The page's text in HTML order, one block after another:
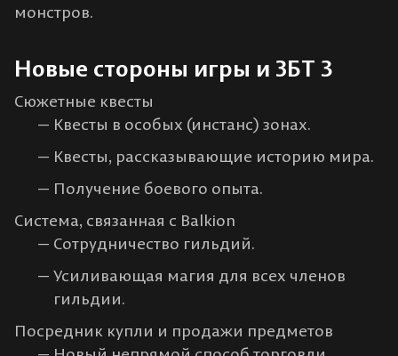
монстров.
Новые стороны игры и ЗБТ 3
Сюжетные квесты
Квесты в особых (инстанс) зонах.
Квесты, рассказывающие историю мира.
Получение боевого опыта.
Система, связанная с Balkion
Сотрудничество гильдий.
Усиливающая магия для всех членов
гильдии.
Посредник купли и продажи предметов